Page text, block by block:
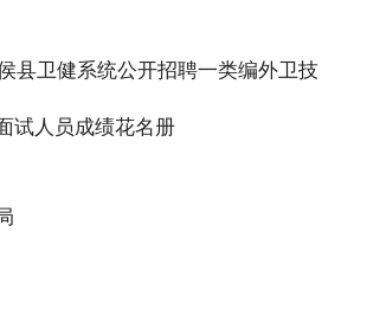
县卫健系统公开招聘一类编外卫技
试人员成绩花名册